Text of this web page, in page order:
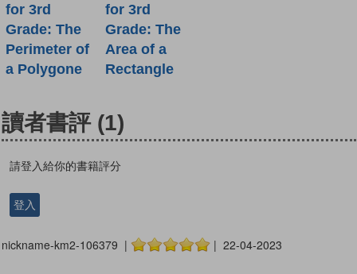
for 3rd
Grade: The
Perimeter of
a Polygone
for 3rd
Grade: The
Area of a
Rectangle
讀者書評 (1)
請登入給你的書籍評分
登入
nickname-km2-106379 | | 22-04-2023